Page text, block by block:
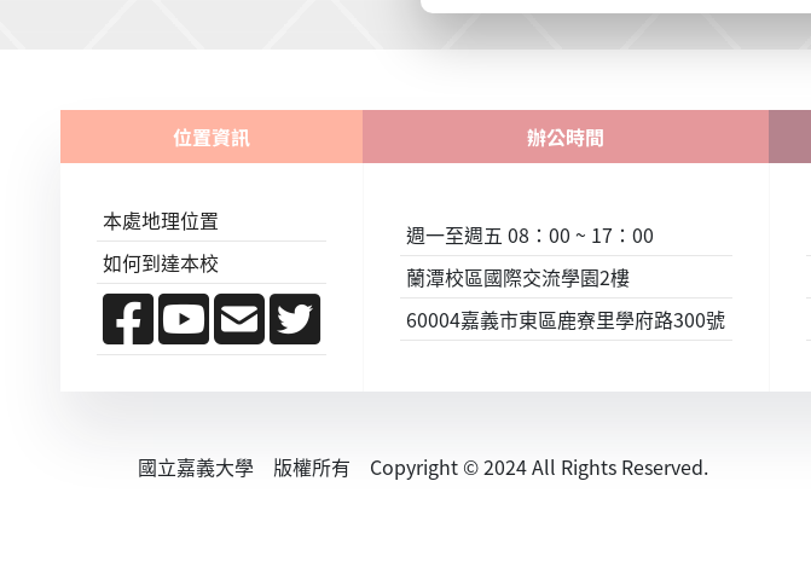
位置資訊 辦公時間
本處地理位置
如何到達本校
週一至週五 08：00 ~ 17：00
蘭潭校區國際交流學園2樓
60004嘉義市東區鹿寮里學府路300號
國立嘉義大學 版權所有 Copyright © 2024 All Rights Reserved.